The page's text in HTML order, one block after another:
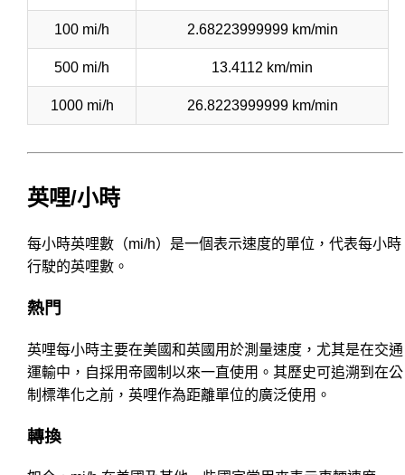
100 mi/h 2.68223999999 km/min
500 mi/h 13.4112 km/min
1000 mi/h 26.8223999999 km/min
英哩/小時
每小時英哩數（mi/h）是一個表示速度的單位，代表每小時
行駛的英哩數。
熱門
英哩每小時主要在美國和英國用於測量速度，尤其是在交通
運輸中，自採用帝國制以來一直使用。其歷史可追溯到在公
制標準化之前，英哩作為距離單位的廣泛使用。
轉換